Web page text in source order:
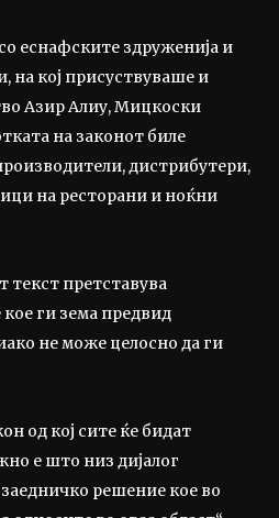
еснафските здруженија и
на кој присуствуваше и
Азир Алиу, Мицкоски
на законот биле
дистрибутери,
на ресторани и ноќни
текст претставува
ги зема предвид
не може целосно да ги
од кој сите ќе бидат
е што низ дијалог
решение кое во